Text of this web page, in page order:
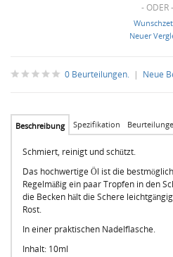
- ODER -
Neuer
0 Beurteilungen. | Neue
Beschreibung Spezifikation
Schmiert, reinigt und schützt.
Das hochwertige Öl ist die
Regelmäßig ein paar Tropfen in den
die Becken hält die Schere
Rost.
In einer praktischen Nadelflasche.
Inhalt: 10ml